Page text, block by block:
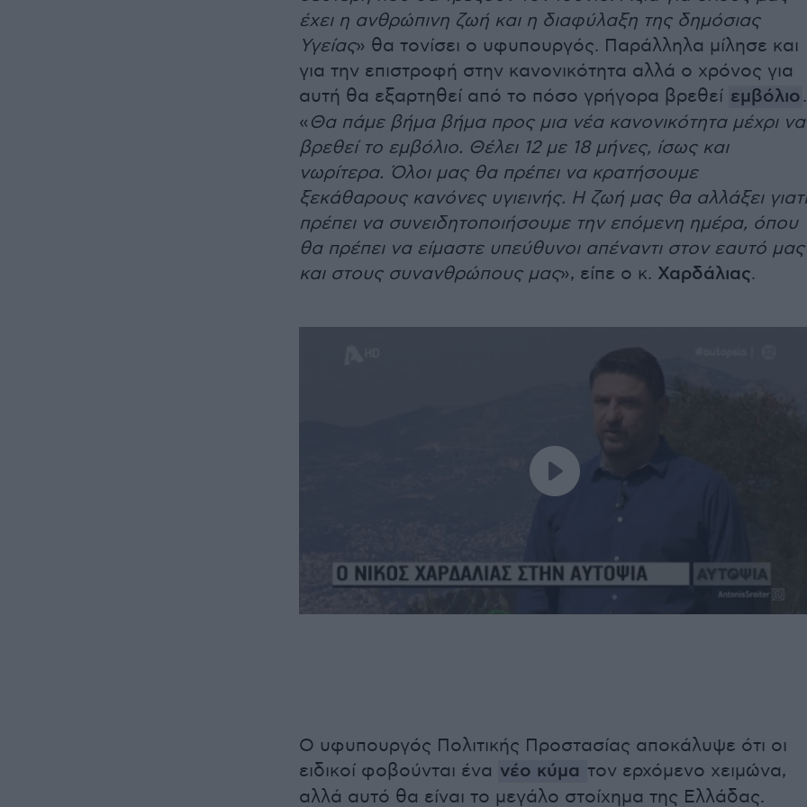
έχει η ανθρώπινη ζωή και η διαφύλαξη της δημόσιας
Υγείας» θα τονίσει ο υφυπουργός. Παράλληλα μίλησε και
για την επιστροφή στην κανονικότητα αλλά ο χρόνος για
αυτή θα εξαρτηθεί από το πόσο γρήγορα βρεθεί εμβόλιο.
« Θα πάμε βήμα βήμα προς μια νέα κανονικότητα μέχρι να
βρεθεί το εμβόλιο. Θέλει 12 με 18 μήνες, ίσως και
νωρίτερα. Όλοι μας θα πρέπει να κρατήσουμε
ξεκάθαρους κανόνες υγιεινής. Η ζωή μας θα αλλάξει γιατί
πρέπει να συνειδητοποιήσουμε την επόμενη ημέρα, όπου
θα πρέπει να είμαστε υπεύθυνοι απέναντι στον εαυτό μας
και στους συνανθρώπους μας», είπε ο κ. Χαρδάλιας.
Ο υφυπουργός Πολιτικής Προστασίας αποκάλυψε ότι οι
ειδικοί φοβούνται ένα νέο κύμα τον ερχόμενο χειμώνα,
αλλά αυτό θα είναι το μεγάλο στοίχημα της Ελλάδας.